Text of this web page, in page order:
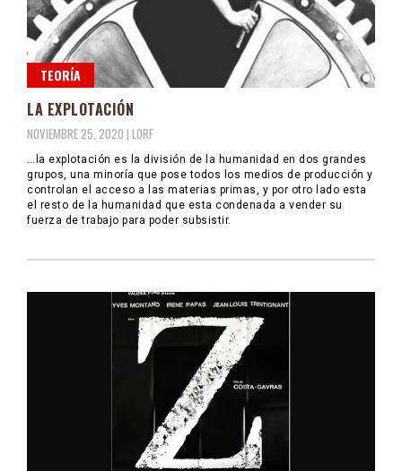
TEORÍA
LA EXPLOTACIÓN
NOVIEMBRE 25, 2020 | LORF
…la explotación es la división de la humanidad en dos grandes
grupos, una minoría que pose todos los medios de producción y
controlan el acceso a las materias primas, y por otro lado esta
el resto de la humanidad que esta condenada a vender su
fuerza de trabajo para poder subsistir.